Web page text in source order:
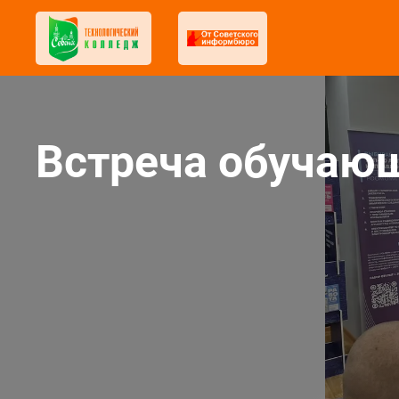
Встреча